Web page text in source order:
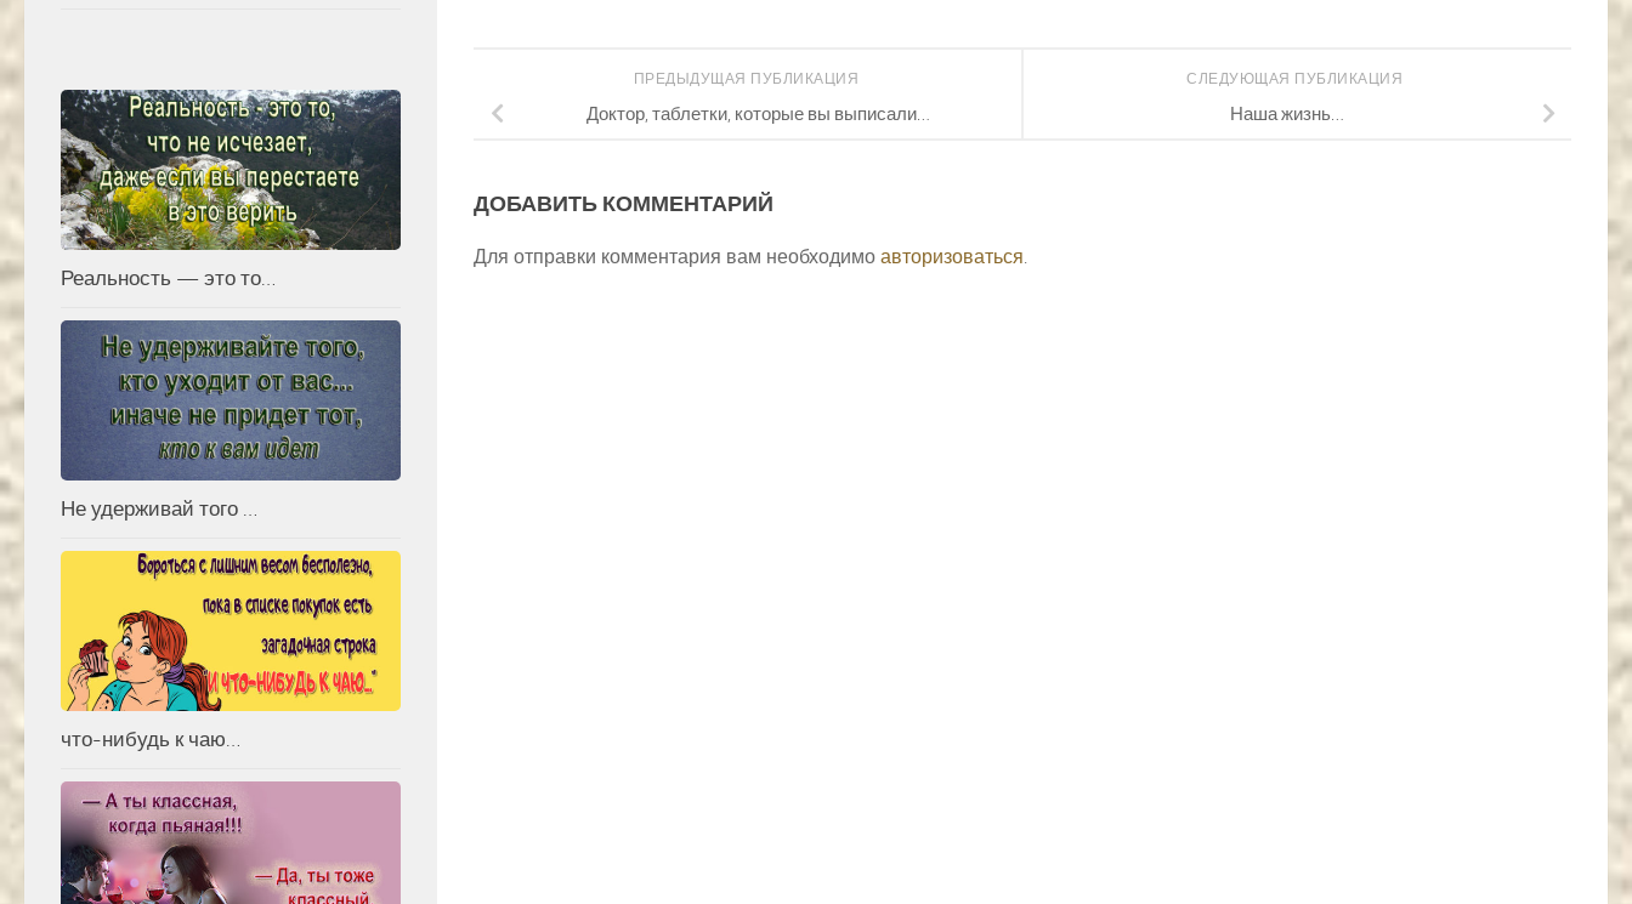
СЛЕДУЮЩАЯ ПУБЛИКАЦИЯ
Наша жизнь…
ПРЕДЫДУЩАЯ ПУБЛИКАЦИЯ
Доктор, таблетки, которые вы выписали…
ДОБАВИТЬ КОММЕНТАРИЙ
Для отправки комментария вам необходимо авторизоваться.
Реальность — это то…
Не удерживай того …
что-нибудь к чаю…